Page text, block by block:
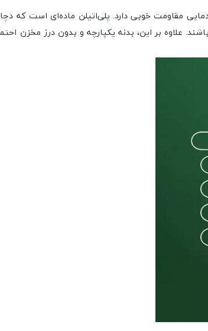
مقاومت خوبی دارد. پلی‌اتیلن ماده‌ای است که
بر این، بدنه یکپارچه و بدون درز مخزن